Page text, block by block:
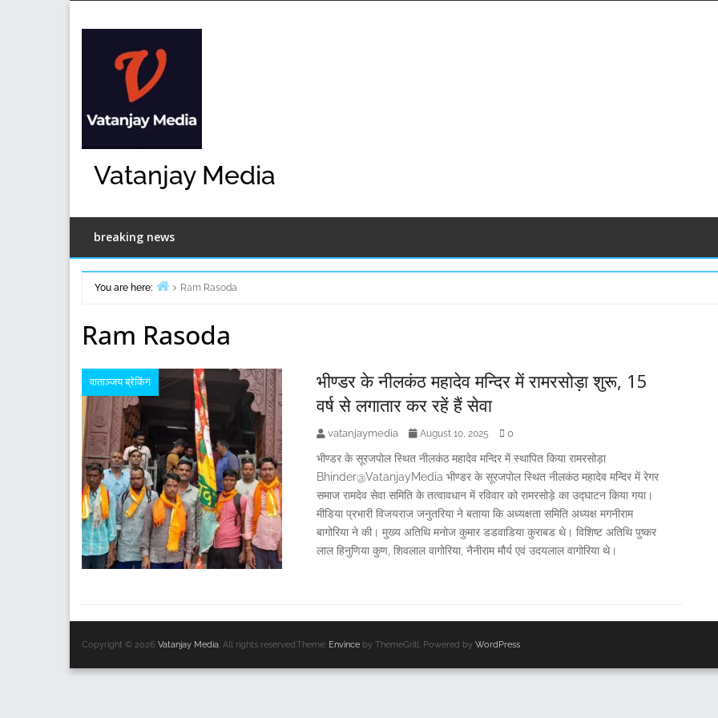
Vatanjay Media
breaking news
You are here:
Ram Rasoda
Ram Rasoda
वाताञ्जय ब्रेकिंग
भीण्डर के नीलकंठ महादेव मन्दिर में रामरसोड़ा शुरू, 15
वर्ष से लगातार कर रहें हैं सेवा
vatanjaymedia August 10, 2025 0
भीण्डर के सूरजपोल स्थित नीलकंठ महादेव मन्दिर में स्थापित किया रामरसोड़ा
Bhinder@VatanjayMedia भीण्डर के सूरजपोल स्थित नीलकंठ महादेव मन्दिर में रेगर
समाज रामदेव सेवा समिति के तत्वावधान में रविवार को रामरसोड़े का उद्घाटन किया गया।
मीडिया प्रभारी विजयराज जनुतरिया ने बताया कि अध्यक्षता समिति अध्यक्ष मगनीराम
बागोरिया ने की। मुख्य अतिथि मनोज कुमार डडवाडिया कुराबड थे। विशिष्ट अतिथि पुष्कर
लाल हिनुणिया कुण, शिवलाल वागोरिया, नैनीराम मौर्य एवं उदयलाल वागोरिया थे।
Copyright © 2026 Vatanjay Media. All rights reserved.Theme: Envince by ThemeGrill. Powered by WordPress